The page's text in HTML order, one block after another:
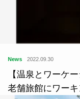
News 2022.09.30
【温泉とワーケ
老舗旅館にワーキ